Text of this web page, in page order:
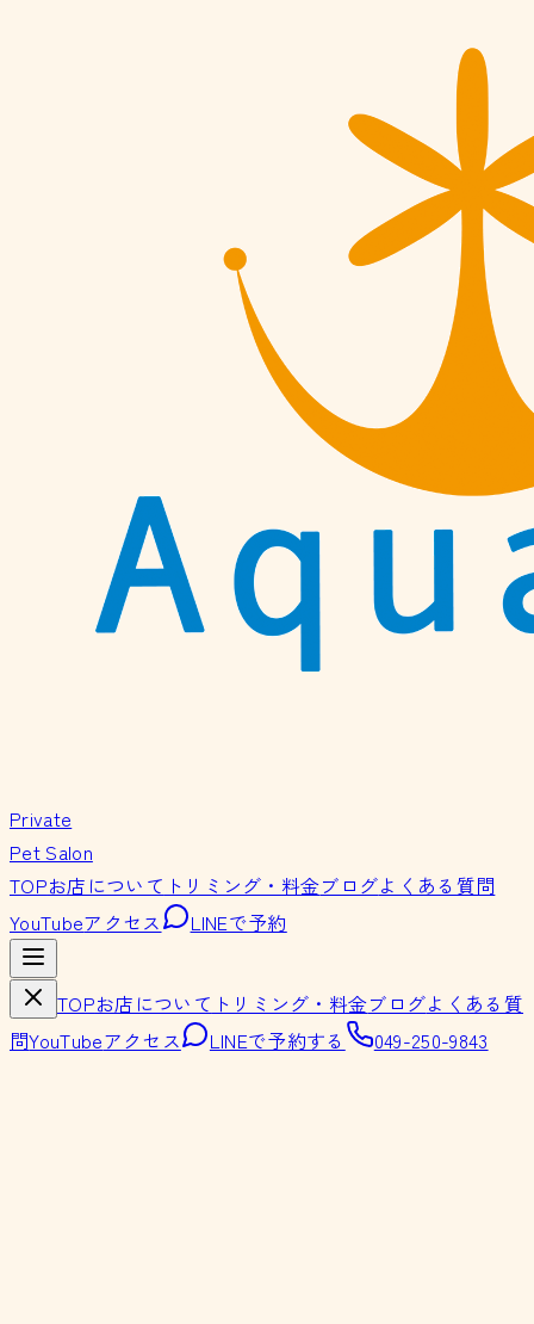
Private
Pet Salon
TOPお店について トリミング・料金ブログよくある質問
YouTubeアクセス LINEで予約
TOPお店について トリミング・料金ブログよくある質
問YouTubeアクセス LINEで予約する 049-250-9843